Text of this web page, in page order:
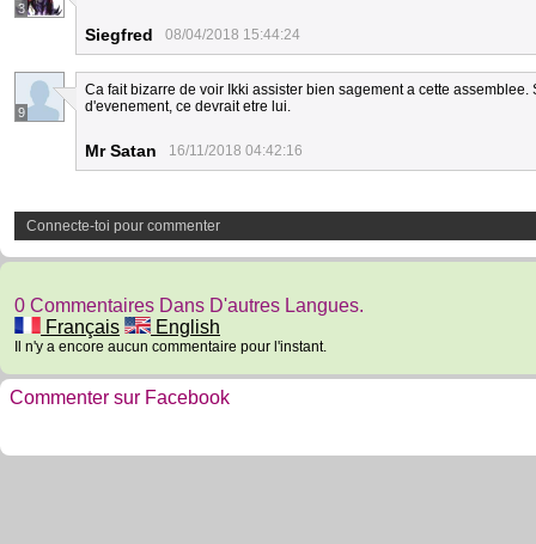
3
Siegfred 08/04/2018 15:44:24
9
Ca fait bizarre de voir Ikki assister bien sagement a cette
d'evenement, ce devrait etre lui.
Mr Satan 16/11/2018 04:42:16
Connecte-toi pour commenter
0 Commentaires Dans D'autres Langues.
Français
English
Il n'y a encore aucun commentaire pour l'instant.
Commenter sur Facebook